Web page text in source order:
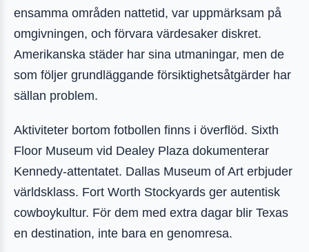
ensamma områden nattetid, var uppmärksam på
omgivningen, och förvara värdesaker diskret.
Amerikanska städer har sina utmaningar, men de
som följer grundläggande försiktighetsåtgärder har
sällan problem.
Aktiviteter bortom fotbollen finns i överflöd. Sixth
Floor Museum vid Dealey Plaza dokumenterar
Kennedy-attentatet. Dallas Museum of Art erbjuder
världsklass. Fort Worth Stockyards ger autentisk
cowboykultur. För dem med extra dagar blir Texas
en destination, inte bara en genomresa.